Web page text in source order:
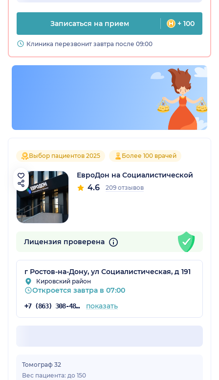
Записаться на прием + 100
Клиника перезвонит завтра после 09:00
Выбор пациентов 2025 Более 100 врачей
ЕвроДон на Социалистической
4.6 209 отзывов
Лицензия проверена
г Ростов-на-Дону, ул Социалистическая, д 191
Кировский район
Откроется завтра в 07:00
+7 (863) 308-48-57 показать
Томограф 32
Вес пациента: до 150